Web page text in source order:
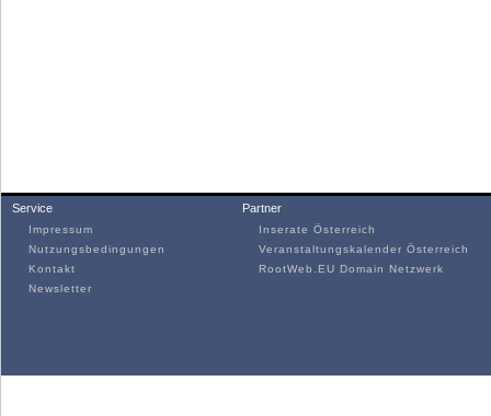
Service
Impressum
Nutzungsbedingungen
Kontakt
Newsletter
Partner
Inserate Österreich
Veranstaltungskalender Österreich
RootWeb.EU Domain Netzwerk